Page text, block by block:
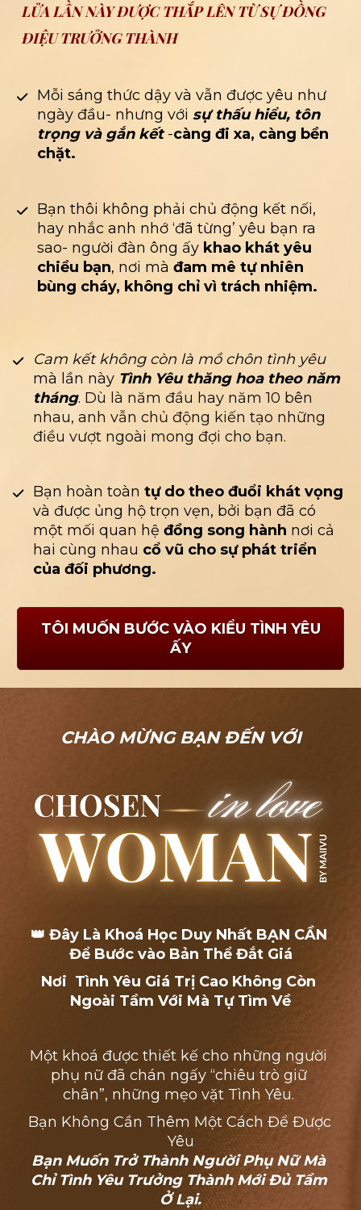
LỬA LẦN NÀY ĐƯỢC THẮP LÊN TỪ SỰ ĐỒNG
ĐIỆU TRƯỞNG THÀNH
Mỗi sáng thức dậy và vẫn được yêu như
ngày đầu- nhưng với sự thấu hiểu, tôn
trọng và gắn kết -càng đi xa, càng bền
chặt.
Bạn thôi không phải chủ động kết nối,
hay nhắc anh nhớ ‘đã từng’ yêu bạn ra
sao- người đàn ông ấy khao khát yêu
chiều bạn, nơi mà đam mê tự nhiên
bùng cháy, không chỉ vì trách nhiệm.
Cam kết không còn là mồ chôn tình yêu
mà lần này Tình Yêu thăng hoa theo năm
tháng. Dù là năm đầu hay năm 10 bên
nhau, anh vẫn chủ động kiến tạo những
điều vượt ngoài mong đợi cho bạn.
Bạn hoàn toàn tự do theo đuổi khát vọng
và được ủng hộ trọn vẹn, bởi bạn đã có
một mối quan hệ đồng song hành nơi cả
hai cùng nhau cổ vũ cho sự phát triển
của đối phương.
TÔI MUỐN BƯỚC VÀO KIỂU TÌNH YÊU
ẤY
CHÀO MỪNG BẠN ĐẾN VỚI
👑 Đây Là Khoá Học Duy Nhất BẠN CẦN
Để Bước vào Bản Thể Đắt Giá
Nơi  Tình Yêu Giá Trị Cao Không Còn
Ngoài Tầm Với Mà Tự Tìm Về
Một khoá được thiết kế cho những người
phụ nữ đã chán ngấy “chiêu trò giữ
chân”, những mẹo vặt Tình Yêu.
Bạn Không Cần Thêm Một Cách Để Được
Yêu
Bạn Muốn Trở Thành Người Phụ Nữ Mà
Chỉ Tình Yêu Trưởng Thành Mới Đủ Tầm
Ở Lại.